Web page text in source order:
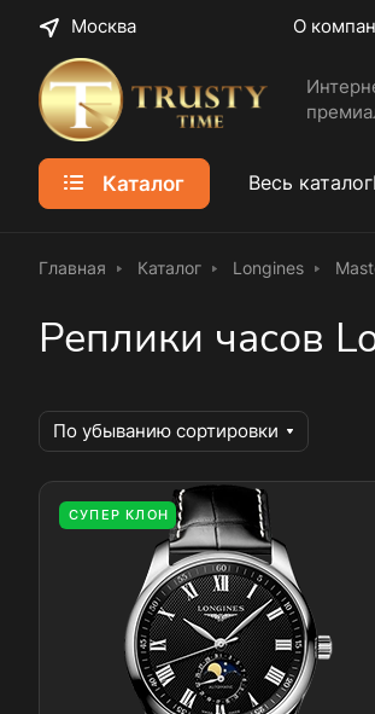
Москва О
Каталог Весь каталог
Главная Каталог Longines
Реплики часов
По убыванию сортировки
СУПЕР КЛОН